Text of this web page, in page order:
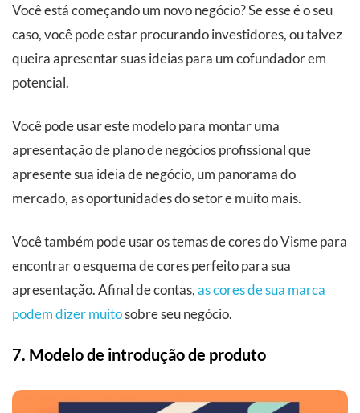
Você está começando um novo negócio? Se esse é o seu
caso, você pode estar procurando investidores, ou talvez
queira apresentar suas ideias para um cofundador em
potencial.
Você pode usar este modelo para montar uma
apresentação de plano de negócios profissional que
apresente sua ideia de negócio, um panorama do
mercado, as oportunidades do setor e muito mais.
Você também pode usar os temas de cores do Visme para
encontrar o esquema de cores perfeito para sua
apresentação. Afinal de contas,as cores de sua marca
podem dizer muitosobre seu negócio.
7. Modelo de introdução de produto